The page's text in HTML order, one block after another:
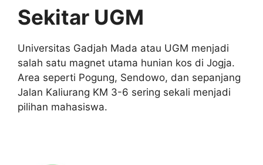
Sekitar UGM
Universitas Gadjah Mada atau UGM menjadi
salah satu magnet utama hunian kos di Jogja.
Area seperti Pogung, Sendowo, dan sepanjang
Jalan Kaliurang KM 3-6 sering sekali menjadi
pilihan mahasiswa.